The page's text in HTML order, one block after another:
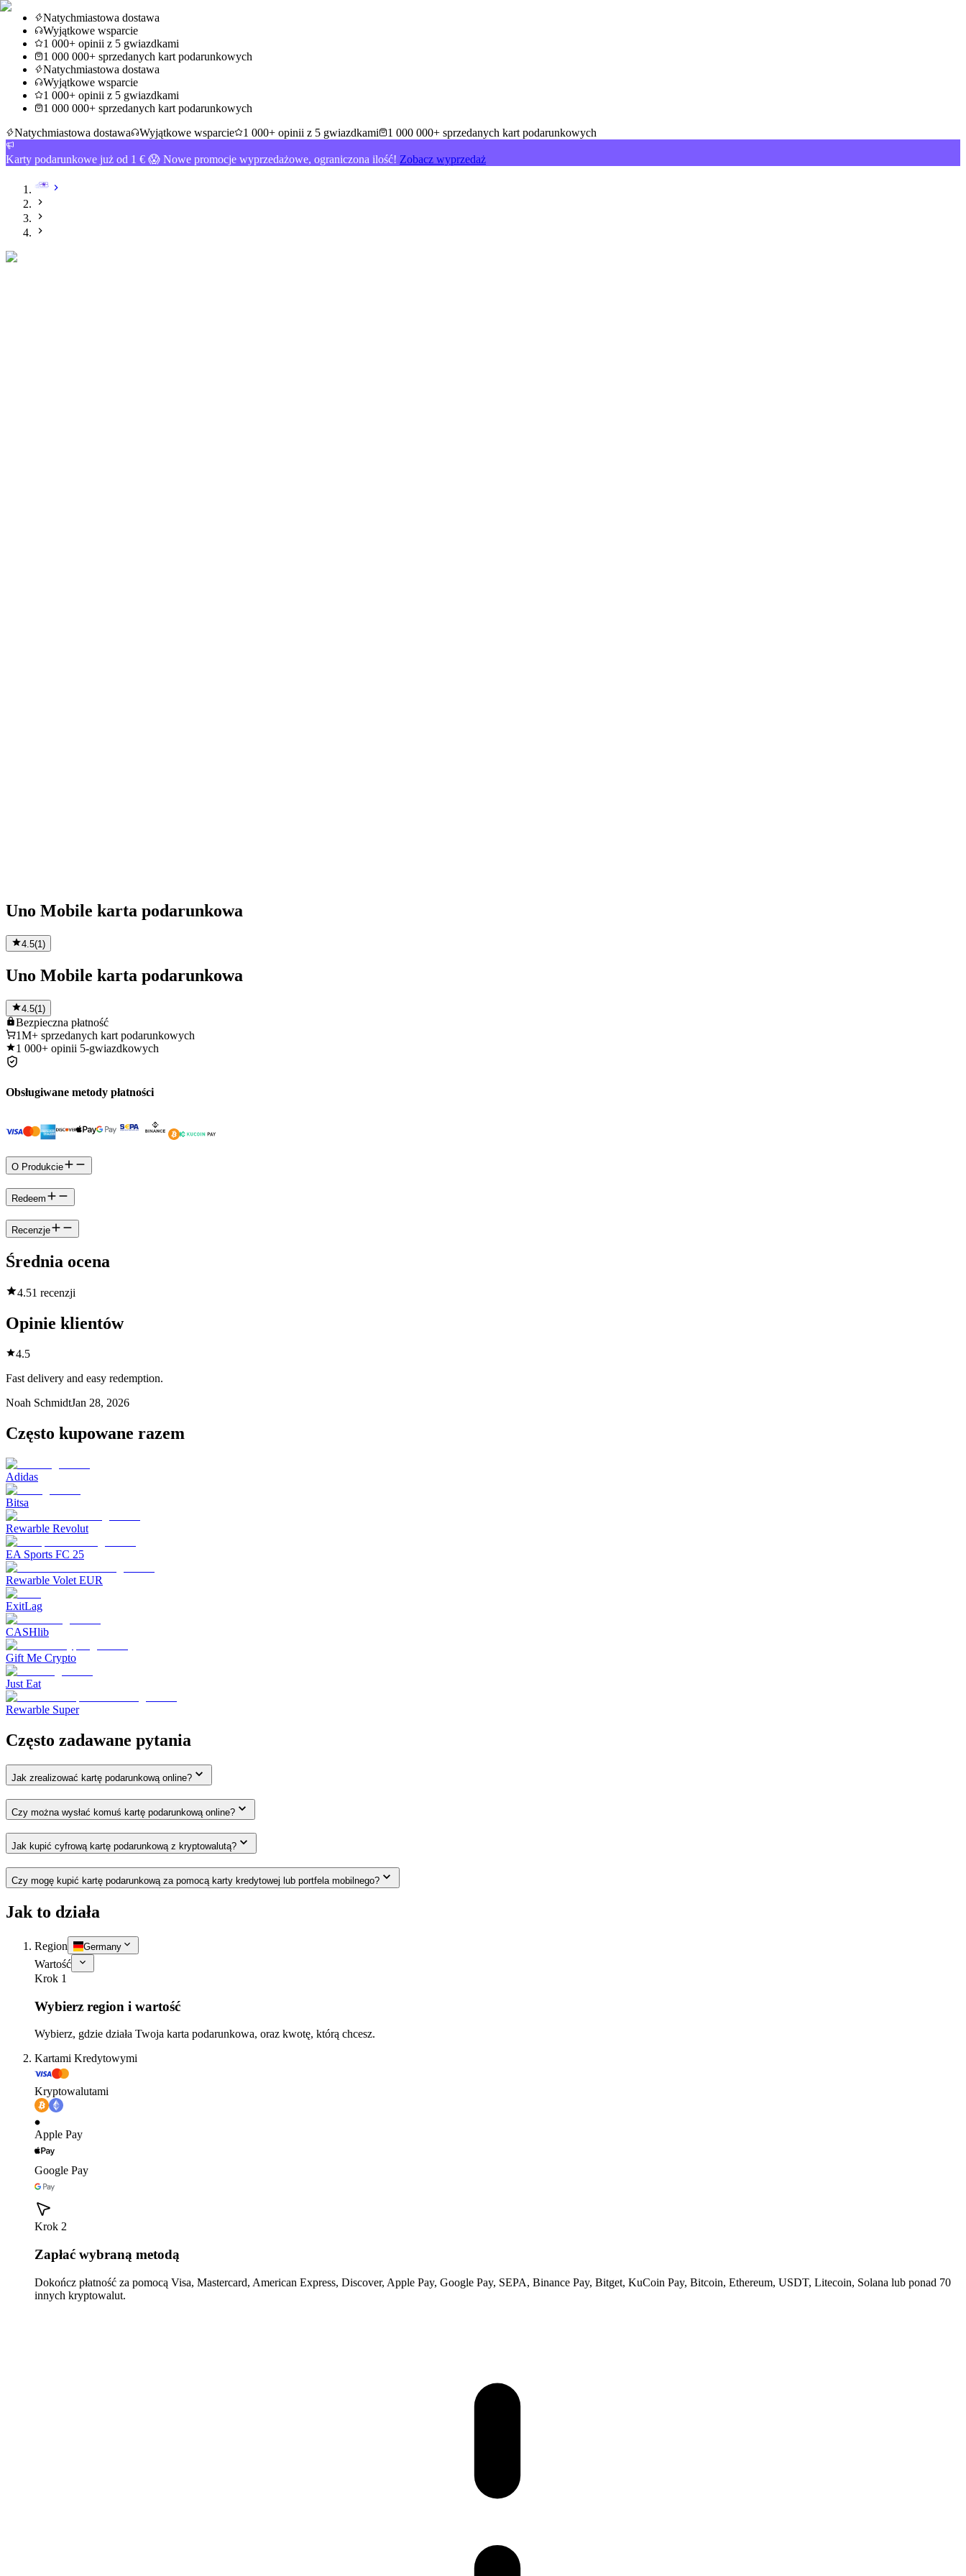
Natychmiastowa dostawa
Wyjątkowe wsparcie
1 000+ opinii z 5 gwiazdkami
1 000 000+ sprzedanych kart podarunkowych
Natychmiastowa dostawa
Wyjątkowe wsparcie
1 000+ opinii z 5 gwiazdkami
1 000 000+ sprzedanych kart podarunkowych
Natychmiastowa dostawa
Wyjątkowe wsparcie 1 000+ opinii z 5 gwiazdkami 1 000 000+ sprzedanych kart podarunkowych
Karty podarunkowe już od 1 € 😱 Nowe promocje wyprzedażowe, ograniczona ilość! Zobacz wyprzedaż
Uno Mobile karta podarunkowa
4.5(1)
Uno Mobile karta podarunkowa
4.5(1 )
Bezpieczna płatność
1M+ sprzedanych kart podarunkowych
1 000+ opinii 5-gwiazdkowych
Obsługiwane metody płatności
O Produkcie
Redeem
Recenzje
Średnia ocena
4.51 recenzji
Opinie klientów
4.5
Fast delivery and easy redemption.
Noah SchmidtJan 28, 2026
Często kupowane razem
Adidas
Bitsa
Rewarble Revolut
EA Sports FC 25
Rewarble Volet EUR
ExitLag
CASHlib
Gift Me Crypto
Just Eat
Rewarble Super
Często zadawane pytania
Jak zrealizować kartę podarunkową online?
Czy można wysłać komuś kartę podarunkową online?
Jak kupić cyfrową kartę podarunkową z kryptowalutą?
Czy mogę kupić kartę podarunkową za pomocą karty kredytowej lub portfela mobilnego?
Jak to działa
Region Germany
Wartość
Krok 1
Wybierz region i wartość
Wybierz, gdzie działa Twoja karta podarunkowa, oraz kwotę, którą chcesz.
Kartami Kredytowymi
Kryptowalutami
Apple Pay
Google Pay
Krok 2
Zapłać wybraną metodą
Dokończ płatność za pomocą Visa, Mastercard, American Express, Discover, Apple Pay, Google Pay, SEPA, Binance Pay, Bitget, KuCoin Pay, Bitcoin, Ethereum, USDT, Litecoin, Solana lub ponad 70
innych kryptowalut.